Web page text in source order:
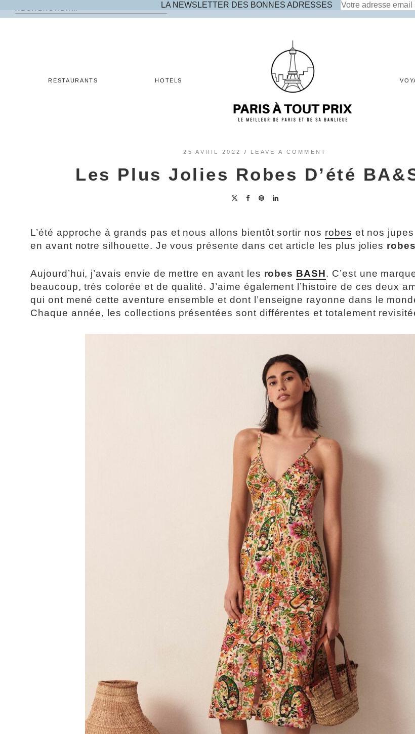
Rechercher :
RESTAURANTS HOTELS
25 AVRIL 2022 / LEAVE A COMMENT
Les Plus Jolies Robes D’été
L’été approche à grands pas et nous allons bientôt sortir nos robes et nos
en avant notre silhouette. Je vous présente dans cet article les plus jolies robes
Aujourd’hui, j’avais envie de mettre en avant les robes BASH. C’est une
beaucoup, très colorée et de qualité. J’aime également l’histoire de ces deux
qui ont mené cette aventure ensemble et dont l’enseigne rayonne dans le
Chaque année, les collections présentées sont différentes et totalement
LA NEWSLETTER DES BONNES ADRESSES